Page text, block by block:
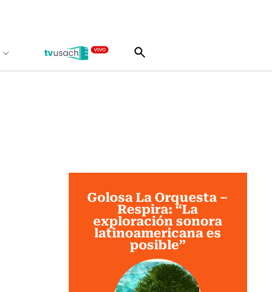
Golosa La Orquesta –
Respira: “La
exploración sonora
latinoamericana es
posible”